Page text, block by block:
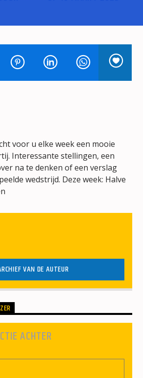
voor u elke week een mooie
Interessante stellingen, een
na te denken of een verslag
wedstrijd. Deze week: Halve
VAN DE AUTEUR
ACHTER